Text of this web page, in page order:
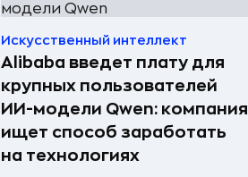
Искусственный интеллект
Alibaba введет плату для
крупных пользователей
ИИ-модели Qwen: компания
ищет способ заработать
на технологиях